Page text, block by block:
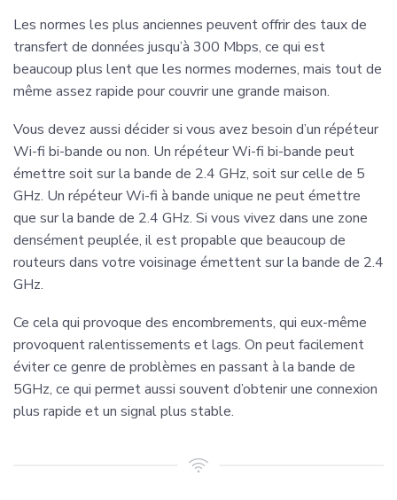
Les normes les plus anciennes peuvent offrir des taux de
transfert de données jusqu’à 300 Mbps, ce qui est
beaucoup plus lent que les normes modernes, mais tout de
même assez rapide pour couvrir une grande maison.
Vous devez aussi décider si vous avez besoin d’un répéteur
Wi-fi bi-bande ou non. Un répéteur Wi-fi bi-bande peut
émettre soit sur la bande de 2.4 GHz, soit sur celle de 5
GHz. Un répéteur Wi-fi à bande unique ne peut émettre
que sur la bande de 2.4 GHz. Si vous vivez dans une zone
densément peuplée, il est propable que beaucoup de
routeurs dans votre voisinage émettent sur la bande de 2.4
GHz.
Ce cela qui provoque des encombrements, qui eux-même
provoquent ralentissements et lags. On peut facilement
éviter ce genre de problèmes en passant à la bande de
5GHz, ce qui permet aussi souvent d’obtenir une connexion
plus rapide et un signal plus stable.